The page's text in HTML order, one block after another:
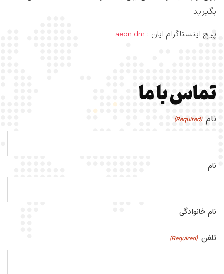
بگیرید
پیج اینستاگرام ایان : aeon.dm
تماس با ما
نام (Required)
نام
نام خانوادگی
تلفن (Required)